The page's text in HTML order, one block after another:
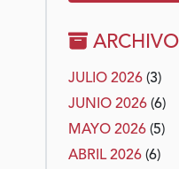
ARCHIVO
JULIO 2026 (3)
JUNIO 2026 (6)
MAYO 2026 (5)
ABRIL 2026 (6)